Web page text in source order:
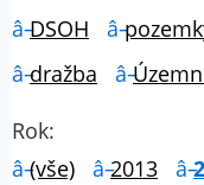
DSOH
dražba
Rok:
(vše)
2013